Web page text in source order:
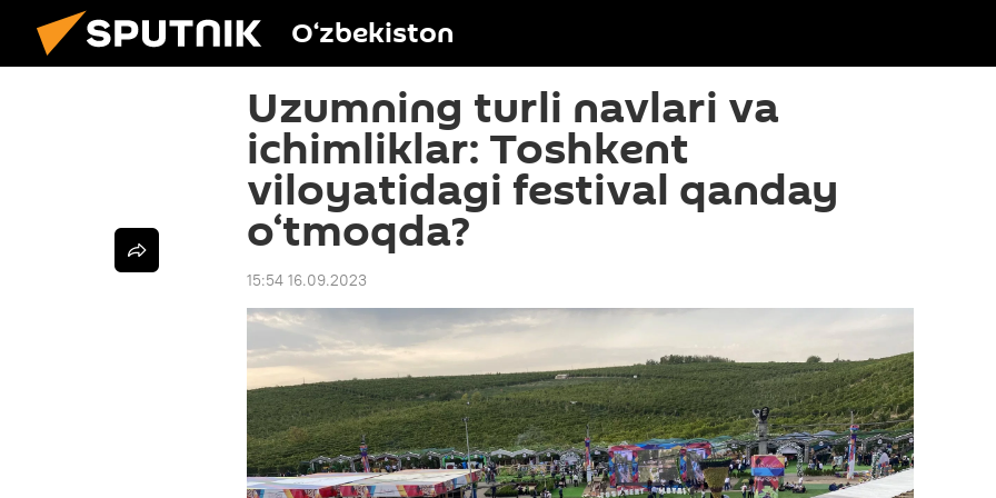
O‘zbekiston
Uzumning turli navlari va
ichimliklar: Toshkent
viloyatidagi festival qanday
o‘tmoqda?
15:54 16.09.2023